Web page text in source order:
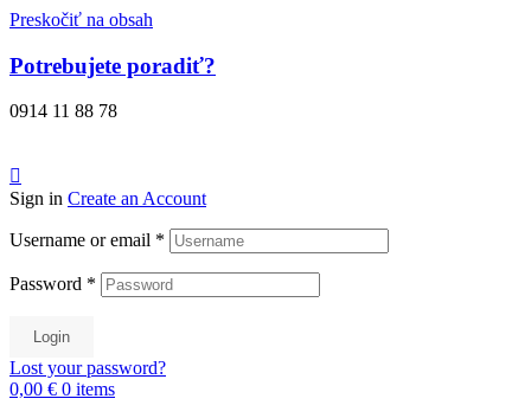
Preskočiť na obsah
Potrebujete poradiť?
0914 11 88 78
Sign in Create an Account
Username or email *
Password *
Login
Lost your password?
0,00 € 0 items